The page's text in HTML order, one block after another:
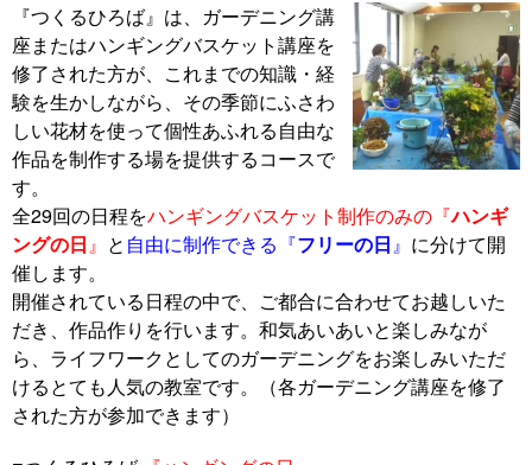
『つくるひろば』は、ガーデニング講
座またはハンギングバスケット講座を
修了された方が、これまでの知識・経
験を生かしながら、その季節にふさわ
しい花材を使って個性あふれる自由な
作品を制作する場を提供するコースで
す。
全29回の日程をハンギングバスケット制作のみの『ハンギ
ングの日』 と 自由に制作できる『フリーの日』 に分けて開
催します。
開催されている日程の中で、ご都合に合わせてお越しいた
だき、作品作りを行います。和気あいあいと楽しみなが
ら、ライフワークとしてのガーデニングをお楽しみいただ
けるとても人気の教室です。（各ガーデニング講座を修了
された方が参加できます）